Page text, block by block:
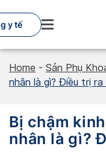
to
content
y tế
Home - Sản Phụ
nhân là gì? Điều trị ra
Bị chậm
nhân là gì?